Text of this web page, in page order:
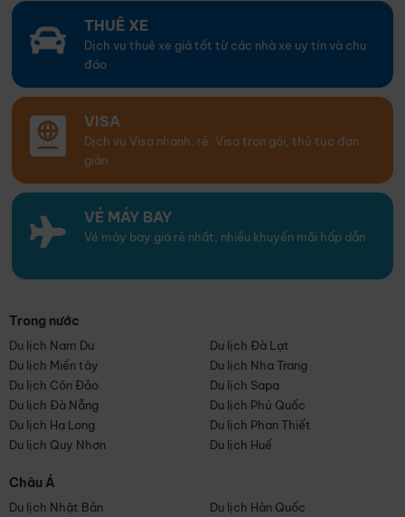
THUÊ XE
Dịch vụ thuê xe giá tốt từ các nhà xe uy tín và chu
đáo
VISA
Dịch vụ Visa nhanh, rẻ. Visa trọn gói, thủ tục đơn
giản
VÉ MÁY BAY
Vé máy bay giá rẻ nhất, nhiều khuyến mãi hấp dẫn
Trong nước
Du lịch Nam Du
Du lịch Đà Lạt
Du lịch Miền tây
Du lịch Nha Trang
Du lịch Côn Đảo
Du lịch Sapa
Du lịch Đà Nẵng
Du lịch Phú Quốc
Du lịch Hạ Long
Du lịch Phan Thiết
Du lịch Quy Nhơn
Du lịch Huế
Châu Á
Du lịch Nhật Bản
Du lịch Hàn Quốc